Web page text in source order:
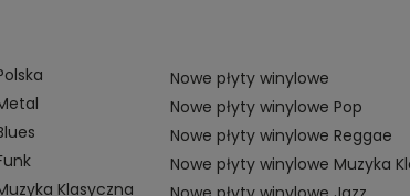
Klasyczna
Nowe płyty winylowe
Nowe płyty winylowe Pop
Nowe płyty winylowe Reggae
Nowe płyty winylowe Muzyka